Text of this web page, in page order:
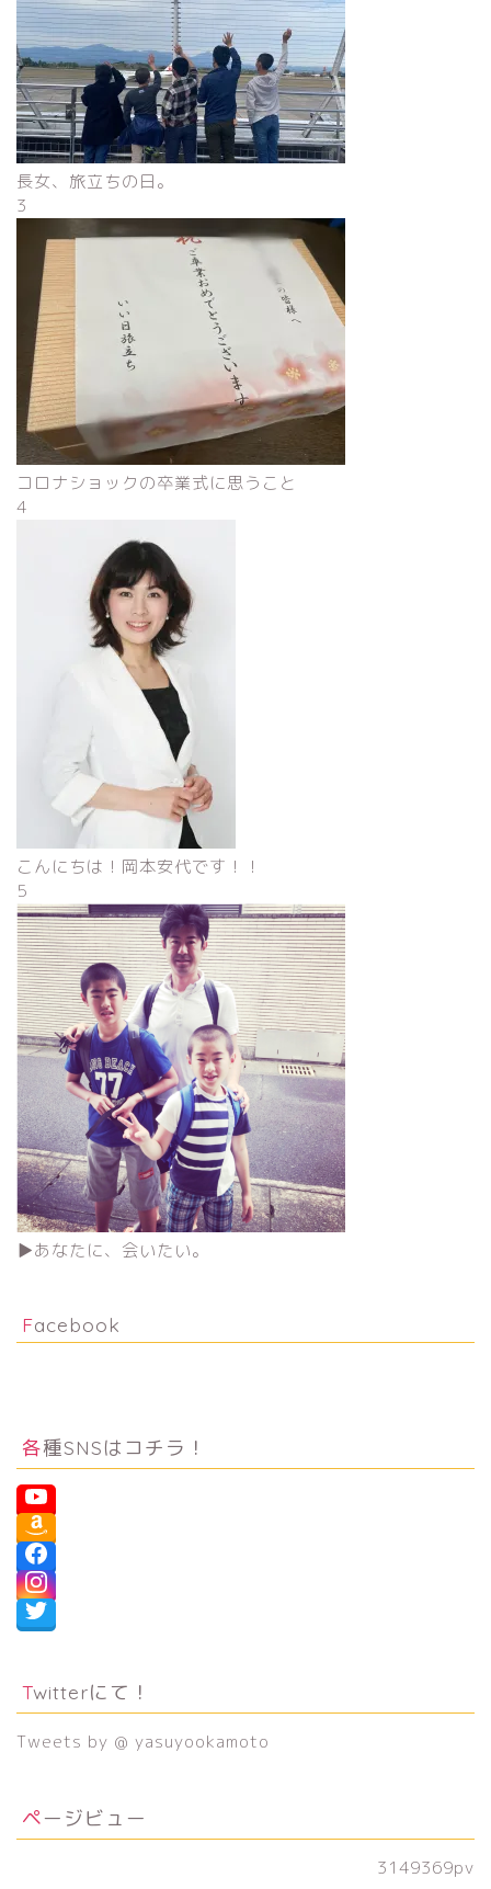
長女、旅立ちの日。
3
コロナショックの卒業式に思うこと
4
こんにちは！岡本安代です！！
5
▶︎あなたに、会いたい。
Facebook
各種SNSはコチラ！
Twitterにて！
Tweets by @ yasuyookamoto
ページビュー
3149369pv